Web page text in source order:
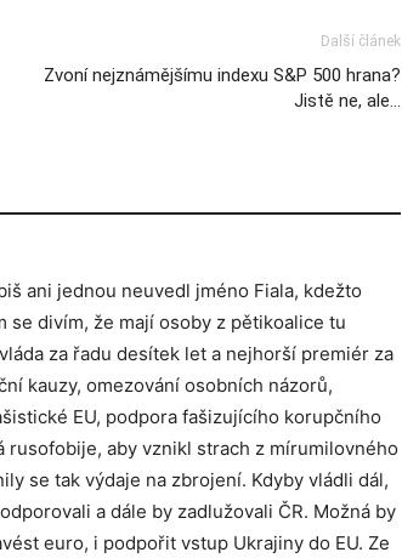
Další článek
Zvoní nejznámějšímu indexu S&P 500 hrana?
Jistě ne, ale…
ani jednou neuvedl jméno Fiala, kdežto
se divím, že mají osoby z pětikoalice tu
za řadu desítek let a nejhorší premiér za
kauzy, omezování osobních názorů,
EU, podpora fašizujícího korupčního
rusofobije, aby vznikl strach z mírumilovného
se tak výdaje na zbrojení. Kdyby vládli dál,
a dále by zadlužovali ČR. Možná by
euro, i podpořit vstup Ukrajiny do EU. Ze